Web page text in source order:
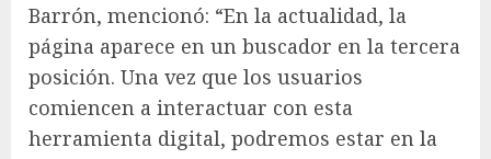
Barrón, mencionó: “En la actualidad, la
página aparece en un buscador en la tercera
posición. Una vez que los usuarios
comiencen a interactuar con esta
herramienta digital, podremos estar en la